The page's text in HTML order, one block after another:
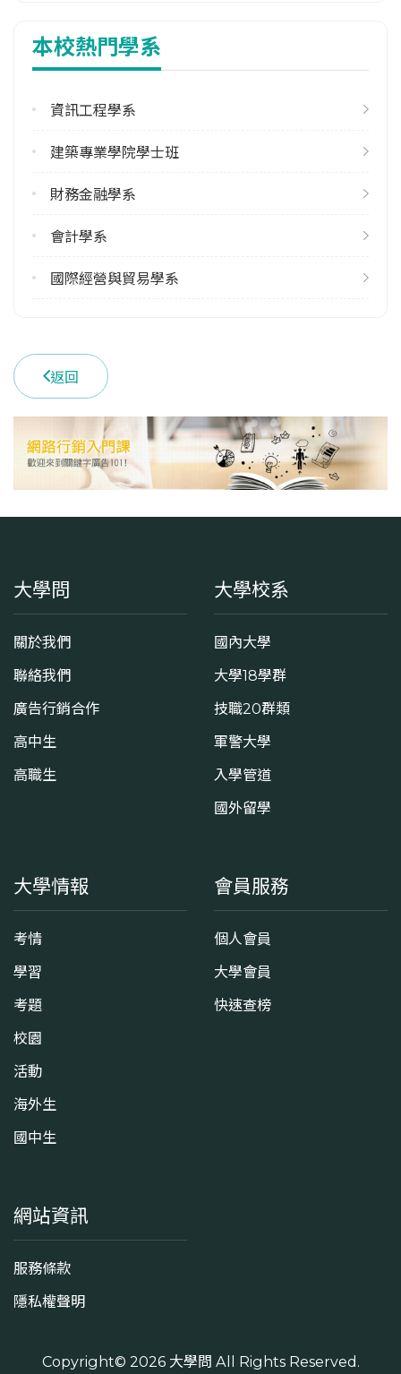
113學年度下學期
72
修輔系人數
12
113學年度下學期
113學年度上學期
10
學系電話
(04)24517250 #4263
學系地址
臺中市西屯區文華路100號
本校熱門學系
資訊工程學系
建築專業學院學士班
財務金融學系
會計學系
國際經營與貿易學系
返回
大學問
關於我們
聯絡我們
廣告行銷合作
高中生
高職生
大學校系
國內大學
大學18學群
技職20群類
軍警大學
入學管道
國外留學
大學情報
考情
學習
考題
校園
活動
海外生
國中生
會員服務
個人會員
大學會員
快速查榜
網站資訊
服務條款
隱私權聲明
Copyright© 2026 大學問 All Rights Reserved.